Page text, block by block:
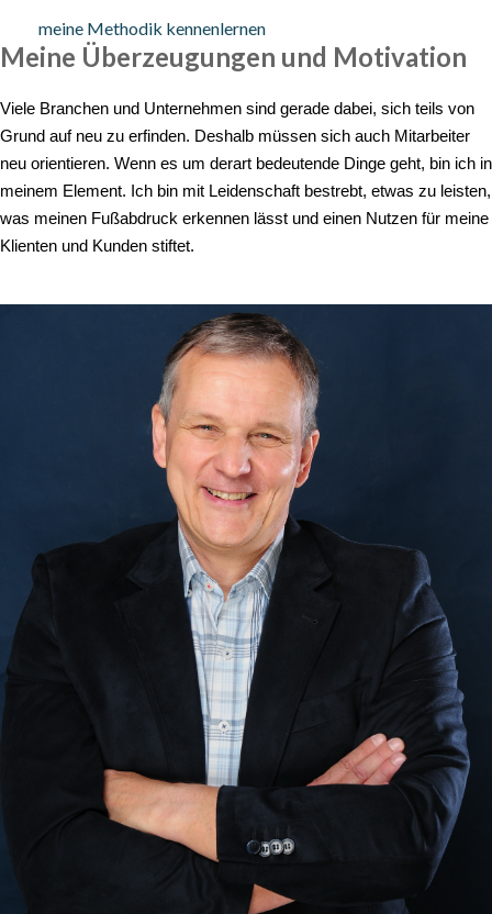
meine Methodik kennenlernen
Meine Überzeugungen und Motivation
Viele Branchen und Unternehmen sind gerade dabei, sich teils von
Grund auf neu zu erfinden. Deshalb müssen sich auch Mitarbeiter
neu orientieren. Wenn es um derart bedeutende Dinge geht, bin ich in
meinem Element. Ich bin mit Leidenschaft bestrebt, etwas zu leisten,
was meinen Fußabdruck erkennen lässt und einen Nutzen für meine
Klienten und Kunden stiftet.